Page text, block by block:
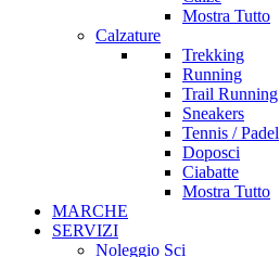
Mostra Tutto
Calzature
Trekking
Running
Trail Running
Sneakers
Tennis / Padel
Doposci
Ciabatte
Mostra Tutto
MARCHE
SERVIZI
Noleggio Sci